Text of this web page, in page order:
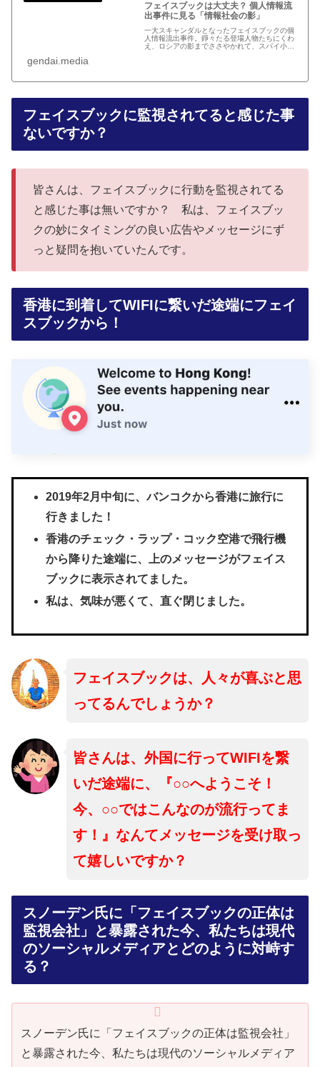
フェイスブックは大丈夫？ 個人情報流
出事件に見る「情報社会の影」
一大スキャンダルとなったフェイスブックの個
人情報流出事件。錚々たる登場人物たちにくわ
え、ロシアの影までささやかれて、スパイ小説
gendai.media
フェイスブックに監視されてると感じた事
ないですか？
皆さんは、フェイスブックに行動を監視されてる
と感じた事は無いですか？ 私は、フェイスブッ
クの妙にタイミングの良い広告やメッセージにず
っと疑問を抱いていたんです。
香港に到着してWIFIに繋いだ途端にフェイ
スブックから！
2019年2月中旬に、バンコクから香港に旅行に
行きました！
香港のチェック・ラップ・コック空港で飛行機
から降りた途端に、上のメッセージがフェイス
ブックに表示されてました。
私は、気味が悪くて、直ぐ閉じました。
フェイスブックは、人々が喜ぶと思
ってるんでしょうか？
皆さんは、外国に行ってWIFIを繋
いだ途端に、『○○へようこそ！
今、○○ではこんなのが流行ってま
す！』なんてメッセージを受け取っ
て嬉しいですか？
スノーデン氏に「フェイスブックの正体は
監視会社」と暴露された今、私たちは現代
のソーシャルメディアとどのように対峙す
る？
スノーデン氏に「フェイスブックの正体は監視会社」
と暴露された今、私たちは現代のソーシャルメディア